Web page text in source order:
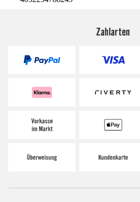
Zahlarten